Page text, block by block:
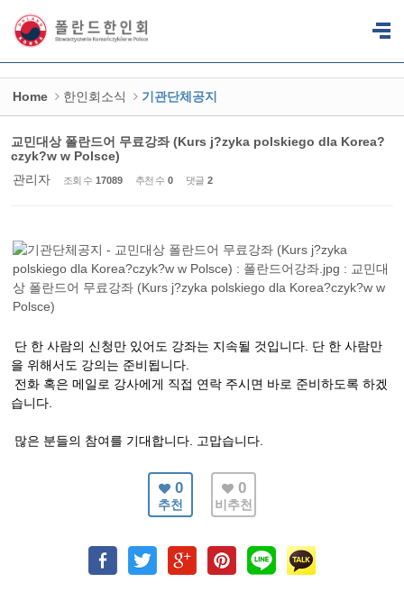
Home 한인회소식 기관단체공지
교민대상 폴란드어 무료강좌 (Kurs j?zyka polskiego dla Korea?
czyk?w w Polsce)
관리자
조회 수 17089 추천 수 0 댓글 2
단 한 사람의 신청만 있어도 강좌는 지속될 것입니다. 단 한 사람만
을 위해서도 강의는 준비됩니다.
전화 혹은 메일로 강사에게 직접 연락 주시면 바로 준비하도록 하겠
습니다.
많은 분들의 참여를 기대합니다. 고맙습니다.
0
추천
0
비추천